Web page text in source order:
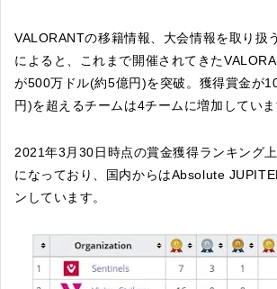
VALORANTの移籍情報、大会情報を取り扱
によると、これまで開催されてきた
が500万ドル(約5億円)を突破。獲得賞金が
円)を超えるチームは4チームに増加していま
2021年3月30日時点の賞金獲得ランキング
になっており、国内からはAbsolute
ンしています。